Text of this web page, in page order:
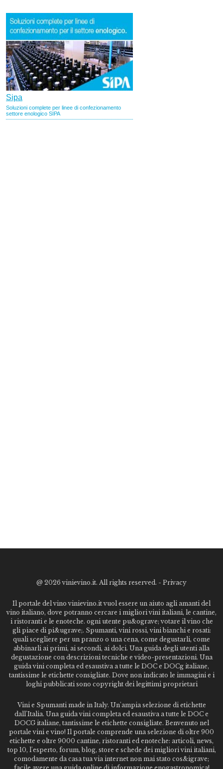
@ 2026 vinievino.it. All rights reserved. - Privacy
Il portale del vino vinievino.it vuol essere un aiuto agli amanti del
vino italiano, dove potranno cercare i migliori vini italiani, le cantine,
i ristoranti e le enoteche. ogni utente pu&ograve; votare il vino che
gli piace di pi&ugrave;. Spumanti, vini rossi, vini bianchi e rosati:
quali scegliere per un pranzo o una cena, come degustarli, come
abbinarli ai primi, ai secondi, ai dolci. Una guida degli utenti alla
degustazione con descrizioni tecniche e video-presentazioni. Una
guida vini completa ed esaustiva a tutte le DOC e DOCg italiane,
tantissime le etichette consigliate. Dove non indicato le immagini e i
loghi pubblicati sono copyright dei legittimi proprietari
Vini e Spumanti made in Italy. Un'ampia selezione di etichette
dall'Italia. Una guida vini completa ed esaustiva a tutte le DOC e
DOCG italiane, tantissime le etichette consigliate. Benvenuto nel
portale vini e vino! Il portale comprende una selezione di oltre 900
etichette e oltre 9000 cantine, ristoranti ed enoteche: articoli, news,
top 10, l'esperto, forum, blog, store e schede dei migliori vini italiani,
comodamente da casa tua via internet non mai stato cos&igrave;